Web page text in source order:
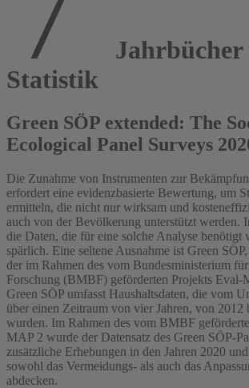
Statistik
Green SÖP extended: The
Ecological Panel Surveys
Die Zunahme von Instrumenten zur
erfordert eine evidenzbasierte Bewertung, um
ermitteln, die nicht nur wirksam und
auch von der Bevölkerung unterstützt werden.
die Daten, die für eine solche Analyse benötigt
spärlich. Eine seltene Ausnahme ist Green
der im Rahmen des vom Bundesministerium
Forschung (BMBF) geförderten Projekts Eval-
Green SÖP umfasst Haushaltsdaten, die vom
über einen Zeitraum von vier Jahren, von 2012
wurden. Im Rahmen des vom BMBF
MAP 2 wurde der Datensatz des Green SÖP-
zusätzliche Erhebungen in den Jahren 2020
sowohl das Vermeidungs- als auch das
abdecken.